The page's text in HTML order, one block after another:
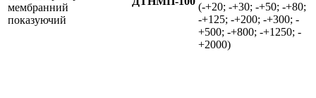
мембранний
показуючий
(-+20; -+30; -+50; -+80;
-+125; -+200; -+300; -
+500; -+800; -+1250; -
+2000)